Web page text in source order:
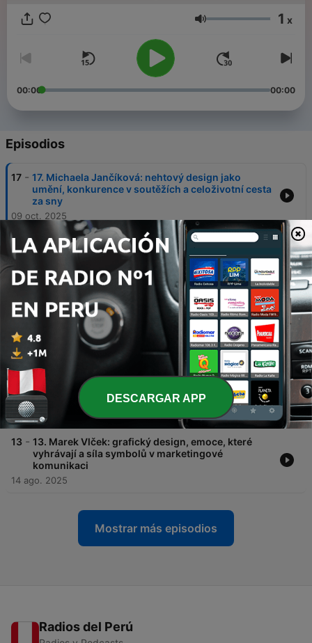
inspirace, ironie a občas i kakaa vylitého do klína. IG:
Volumen 1 x
00:00 00:00
Episodios
17 - 17. Michaela Jančíková: nehtový design jako
umění, konkurence v soutěžích a celoživotní cesta
za sny
09 oct. 2025
- 16. Kateřina Moravcová: první focení v 11 letech,
fotky v prestižním magazínu a proč dnes
(ne)může školit každý
25 sep. 2025
15 - 15. Kristýna Janáčková: láska k malým divadlům,
seriálové role, psaní deníků dětem a poutnictví
jako součást života
11 sep. 2025
14 - 14. Jiří Chlebus: studium grafického designu,
festival Dokořán a proč je VisualBook nejlepší
řešení pro značky
28 ago. 2025
13 - 13. Marek Vlček: grafický design, emoce, které
vyhrávají a síla symbolů v marketingové
komunikaci
14 ago. 2025
Mostrar más episodios
Radios del Perú
DESCARGAR APP